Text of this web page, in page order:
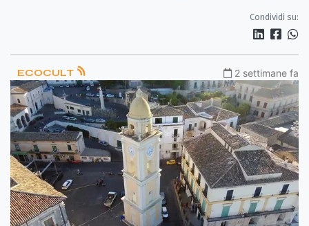
Condividi su:
ECOCULT 2 settimane fa